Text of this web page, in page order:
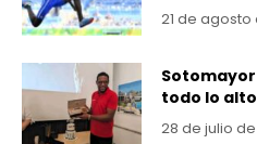
21 de agosto
todo lo
28 de julio